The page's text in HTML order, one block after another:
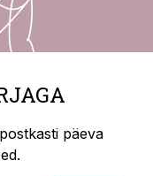
päeva